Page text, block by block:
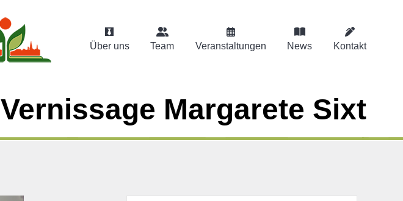
Über uns Team Veranstaltungen News Kontakt
Vernissage Margarete Sixt